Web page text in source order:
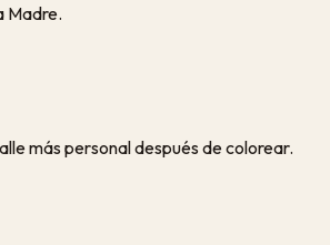
Madre.
más personal después de colorear.